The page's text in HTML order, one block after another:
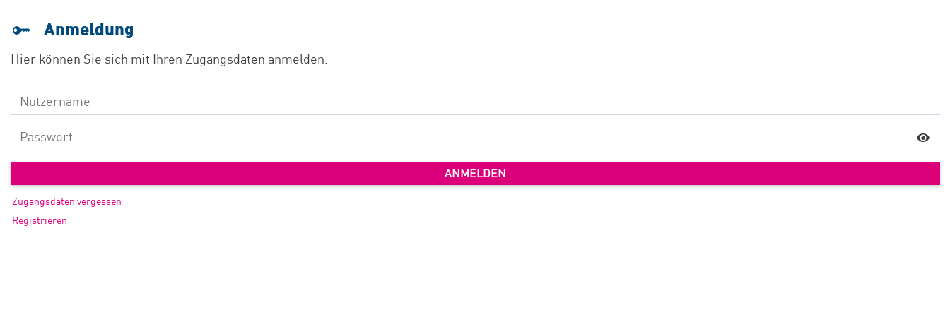
Anmeldung
Hier können Sie sich mit Ihren Zugangs­daten anmelden.
Nutzername
Passwort
ANMELDEN
Zugangsdaten vergessen
Registrieren